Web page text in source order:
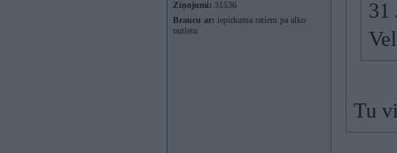
Ziņojumi: 31536
Braucu ar: iepirkuma ratiem pa alko
outletu
31
Tu